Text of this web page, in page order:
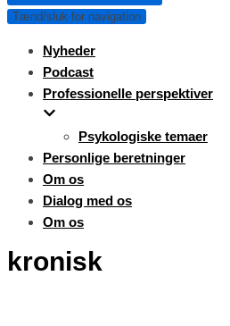
Tænd/sluk for navigation
Nyheder
Podcast
Professionelle perspektiver
Psykologiske temaer
Personlige beretninger
Om os
Dialog med os
Om os
kronisk